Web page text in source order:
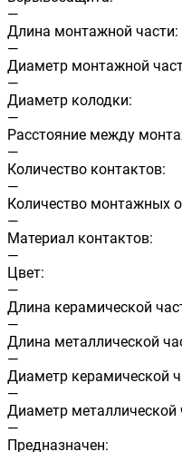
—
Длина монтажной части:
—
Диаметр монтажной
—
Диаметр колодки:
—
Расстояние между
—
Количество контактов:
—
Количество монтажных
—
Материал контактов:
—
Цвет:
—
Длина керамической
—
Длина металлической
—
Диаметр керамической
—
Диаметр металлической
—
Предназначен: